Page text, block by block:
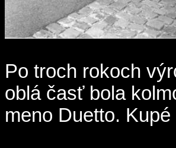
Po troch rokoch
oblá časť bola
meno Duetto.